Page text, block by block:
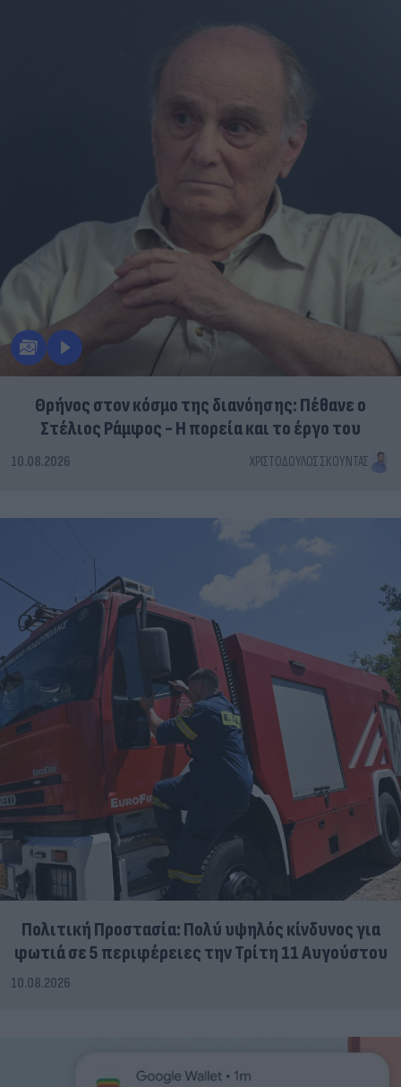
Θρήνος στον κόσμο της διανόησης: Πέθανε ο
Στέλιος Ράμφος - Η πορεία και το έργο του
10.08.2026 ΧΡΙΣΤΌΔΟΥΛΟΣ ΣΚΟΎΝΤΑΣ
Πολιτική Προστασία: Πολύ υψηλός κίνδυνος για
φωτιά σε 5 περιφέρειες την Τρίτη 11 Αυγούστου
10.08.2026